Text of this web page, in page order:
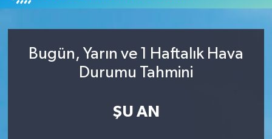
Bugün, Yarın ve 1 Haftalık Hava
Durumu Tahmini
ŞU AN
Son Dakika Haberleri